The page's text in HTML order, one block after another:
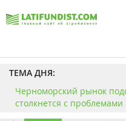
ТЕМА ДНЯ:
Черноморский рынок
столкнется с проблемами